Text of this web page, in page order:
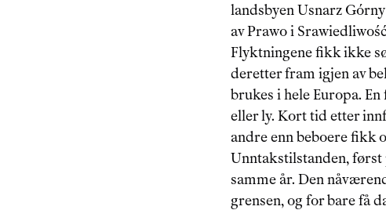
landsbyen Usnarz
av Prawo i
Flyktningene fikk ikke
deretter fram igjen av
brukes i hele Europa.
eller ly. Kort tid etter
andre enn beboere fikk
Unntakstilstanden, først
samme år. Den
grensen, og for bare få